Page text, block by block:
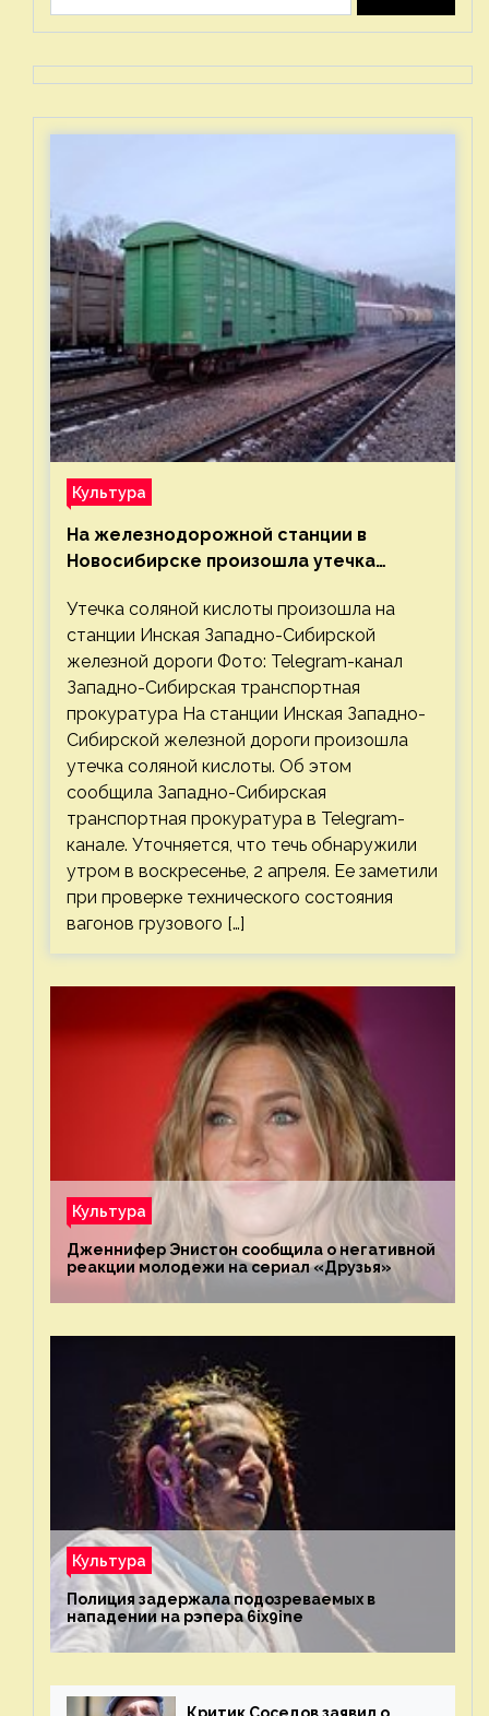
Культура
На железнодорожной станции в
Новосибирске произошла утечка
Утечка соляной кислоты произошла на
станции Инская Западно-Сибирской
железной дороги Фото: Telegram-канал
Западно-Сибирская транспортная
прокуратура На станции Инская Западно-
Сибирской железной дороги произошла
утечка соляной кислоты. Об этом
сообщила Западно-Сибирская
транспортная прокуратура в Telegram-
канале. Уточняется, что течь обнаружили
утром в воскресенье, 2 апреля. Ее заметили
при проверке технического состояния
вагонов грузового […]
Культура
Дженнифер Энистон сообщила о негативной
реакции молодежи на сериал «Друзья»
Культура
Полиция задержала подозреваемых в
нападении на рэпера 6ix9ine
Критик Соседов заявил о